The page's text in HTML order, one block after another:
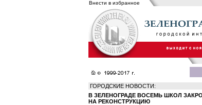
Внести в избранное
ГОРОДСКИЕ НОВОСТИ:
В ЗЕЛЕНОГРАДЕ ВОСЕМЬ ШКОЛ
НА РЕКОНСТРУКЦИЮ